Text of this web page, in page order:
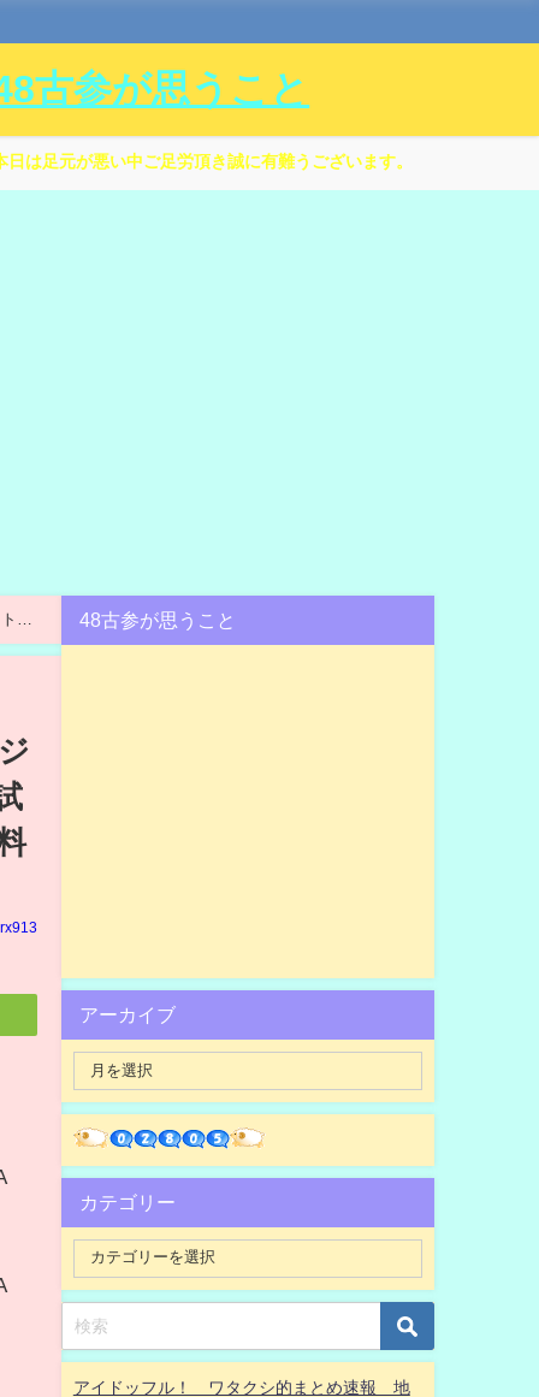
古参が思うこと
は足元が悪い中ご足労頂き誠に有難うございます。
& 48古参が思うこと
アーカイブ
カテゴリー
アイドッフル！ ワタクシ的まとめ速報 地